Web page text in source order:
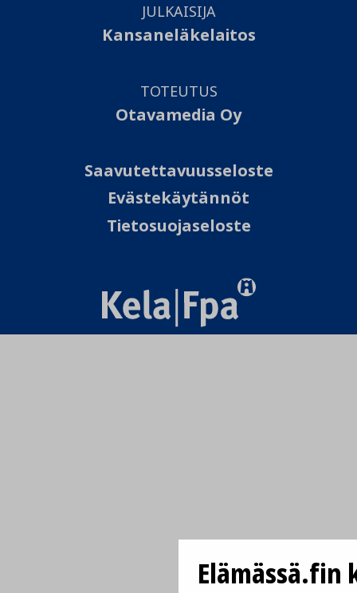
JULKAISIJA
Kansaneläkelaitos
TOTEUTUS
Otavamedia Oy
Saavutettavuusseloste
Evästekäytännöt
Tietosuojaseloste